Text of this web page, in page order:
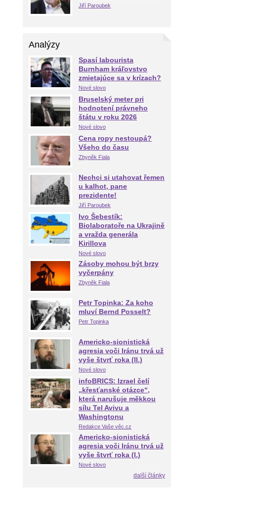
Jiří Paroubek
Analýzy
Spasí labourista
Burnham kráľovstvo
zmietajúce sa v krízach?
Nové slovo
Bruselský meter pri
hodnotení právneho
štátu v roku 2026
Nové slovo
Cena ropy nestoupá?
Všeho do času
Zbyněk Fiala
Nechci si utahovat řemen
u kalhot, pane
prezidente!
Jiří Paroubek
Ivo Šebestík:
Biolaboratoře na Ukrajině
a vražda generála
Kirillova
Nové slovo
Zásoby mohou být brzy
vyčerpány
Zbyněk Fiala
Petr Topinka: Za koho
mluví Bernd Posselt?
Petr Topinka
Americko-sionistická
agresia voči Iránu trvá už
vyše štvrť roka (II.)
Nové slovo
infoBRICS: Izrael čelí
„křesťanské otázce“,
která narušuje měkkou
sílu Tel Avivu a
Washingtonu
Redakce Vaše věc.cz
Americko-sionistická
agresia voči Iránu trvá už
vyše štvrť roka (I.)
Nové slovo
další články